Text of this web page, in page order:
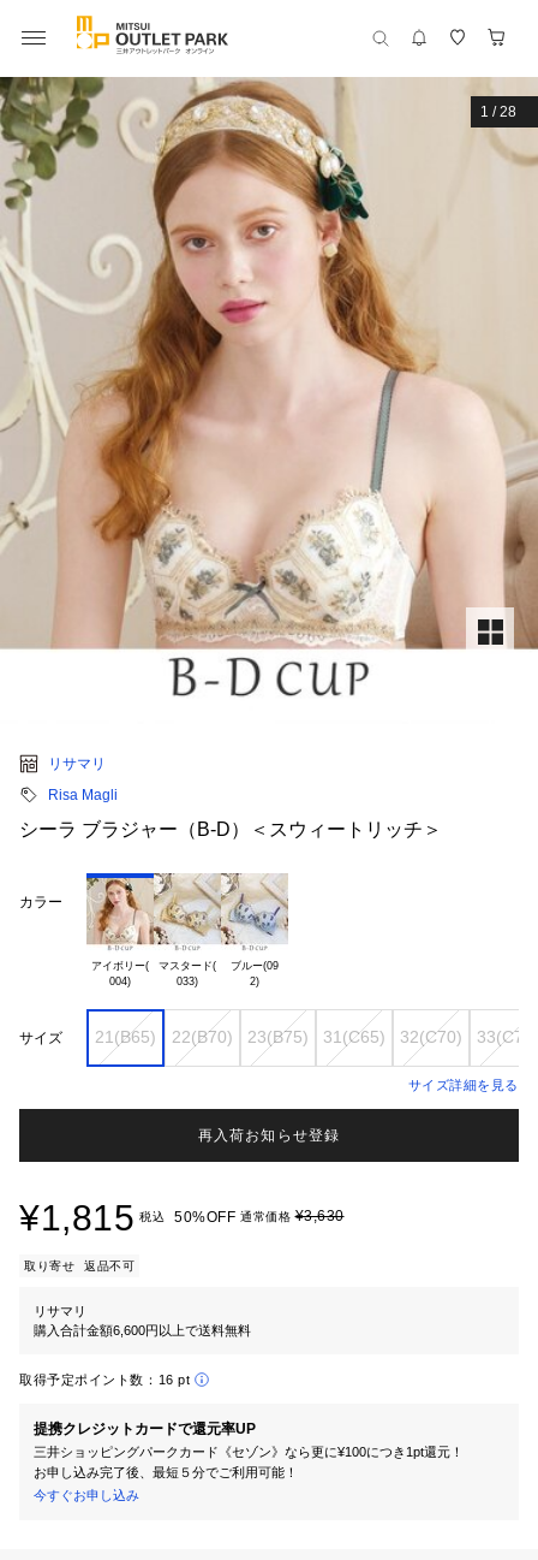
1 /28
リサマリ
Risa Magli
シーラ ブラジャー（B-D）＜スウィートリッチ＞
カラー
アイボリー(
マスタード(
ブルー(09
サイズ 21(B65) 22(B70) 23(B75) 31(C65) 32(C70) 33(C75)
サイズ詳細を見る
再入荷お知らせ登録
¥1,815 税込 50%OFF 通常価格¥3,630
取り寄せ 返品不可
リサマリ
購入合計金額6,600円以上で送料無料
取得予定ポイント数： 16 pt
提携クレジットカードで還元率UP
三井ショッピングパークカード《セゾン》なら更に¥100につき1pt還元！
お申し込み完了後、最短５分でご利用可能！
今すぐお申し込み